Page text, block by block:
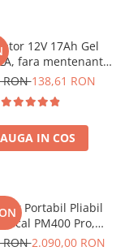
12V 17Ah Gel
fara mentenanta,
77 x 167 mm
RON138,61 RON
IN COS
Portabil Pliabil
PM400 Pro,
ETFE, IP67
RON2.090,00 RON